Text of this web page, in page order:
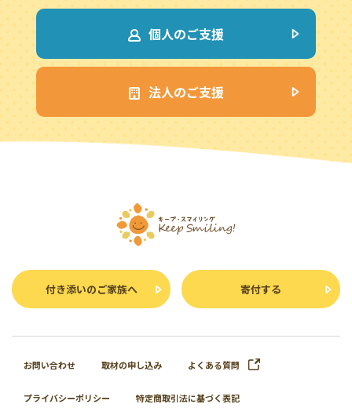
個人のご支援
法人のご支援
付き添いのご家族へ 寄付する
お問い合わせ 取材の申し込み よくある質問
プライバシーポリシー 特定商取引法に基づく表記